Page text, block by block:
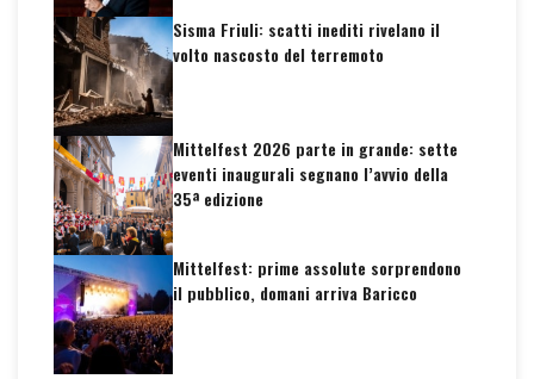
Sisma Friuli: scatti inediti rivelano il
volto nascosto del terremoto
Mittelfest 2026 parte in grande: sette
eventi inaugurali segnano l’avvio della
35ª edizione
Mittelfest: prime assolute sorprendono
il pubblico, domani arriva Baricco